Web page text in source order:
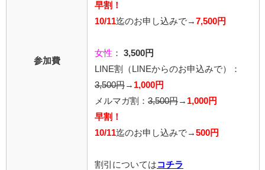
参加費
早割！
10/11迄のお申し込みで→ 7,500円
女性 ：
3,500円
LINE割
（LINEからのお申込みで）
：
3,500円 → 1,000円
メルマガ割： 3,500円 → 1,000円
早割！
10/11迄のお申し込みで → 500円
割引については コチラ